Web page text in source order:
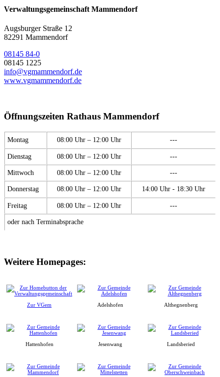
Verwaltungsgemeinschaft Mammendorf
Augsburger Straße 12
82291 Mammendorf
08145 84-0
08145 1225
info@vgmammendorf.de
www.vgmammendorf.de
Öffnungszeiten Rathaus Mammendorf
Montag 08:00 Uhr – 12:00 Uhr ---
Dienstag 08:00 Uhr – 12:00 Uhr ---
Mittwoch 08:00 Uhr – 12:00 Uhr ---
Donnerstag 08:00 Uhr – 12:00 Uhr 14:00 Uhr - 18:30 Uhr
Freitag 08:00 Uhr – 12:00 Uhr ---
oder nach Terminabsprache
Weitere Homepages:
Zur VGem Adelshofen Althegnenberg
Hattenhofen Jesenwang Landsberied